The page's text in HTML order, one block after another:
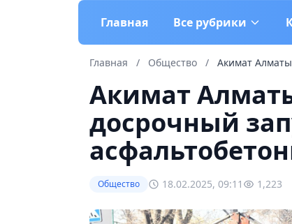
Главная Все рубрики
Главная / Общество / Акимат
Акимат
досрочный
Общество 18.02.2025, 09:11 1,223